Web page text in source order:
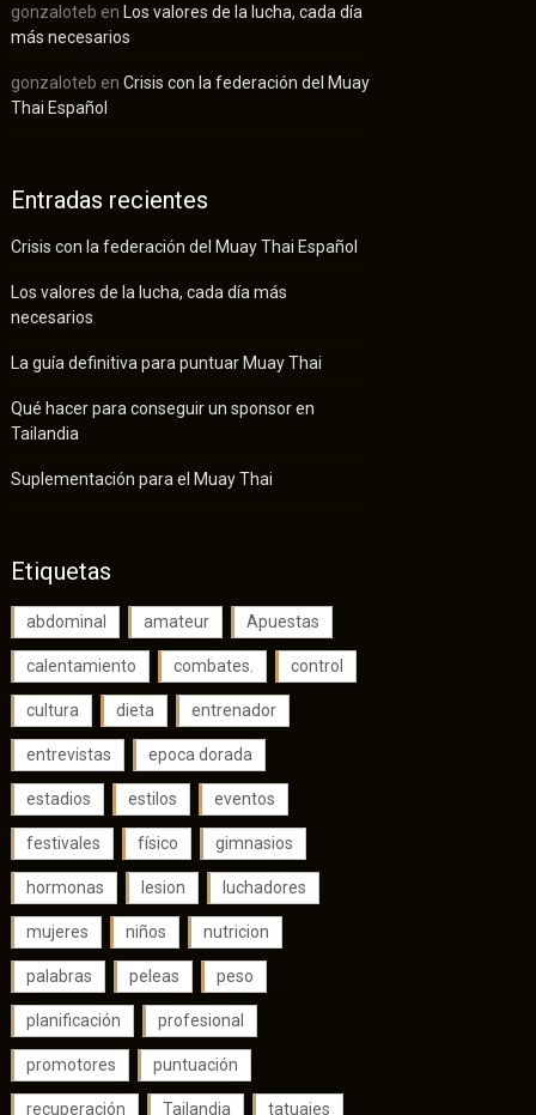
gonzaloteb en Los valores de la lucha, cada día
más necesarios
gonzaloteb en Crisis con la federación del Muay
Thai Español
Entradas recientes
Crisis con la federación del Muay Thai Español
Los valores de la lucha, cada día más
necesarios
La guía definitiva para puntuar Muay Thai
Qué hacer para conseguir un sponsor en
Tailandia
Suplementación para el Muay Thai
Etiquetas
abdominal amateur Apuestas
calentamiento combates. control
cultura dieta entrenador
entrevistas epoca dorada
estadios estilos eventos
festivales físico gimnasios
hormonas lesion luchadores
mujeres niños nutricion
palabras peleas peso
planificación profesional
promotores puntuación
recuperación Tailandia tatuajes